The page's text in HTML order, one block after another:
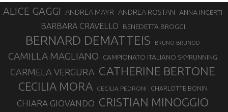
ALICE GAGGI ANDREA MAYR ANDREA ROSTAN ANNA INCERTI
BARBARA CRAVELLO BENEDETTA BROGGI
BERNARD DEMATTEIS BRUNO BRUNOD
CAMILLA MAGLIANO CAMPIONATO ITALIANO SKYRUNNING
CARMELA VERGURA CATHERINE BERTONE
CECILIA MORA CECILIA PEDRONI CHARLOTTE BONIN
CHIARA GIOVANDO CRISTIAN MINOGGIO